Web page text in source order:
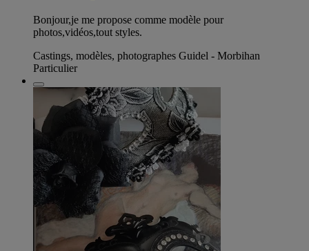
Bonjour,je me propose comme modèle pour
photos,vidéos,tout styles.
Castings, modèles, photographes Guidel - Morbihan
Particulier